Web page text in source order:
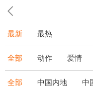
最新 最热
全部 动作 爱情
全部 中国内地 中